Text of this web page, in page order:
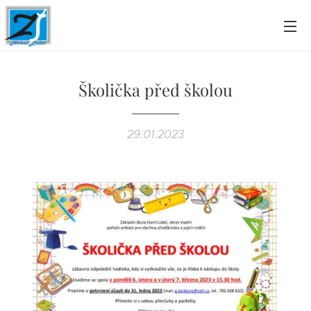
Školička před školou
29.01.2023